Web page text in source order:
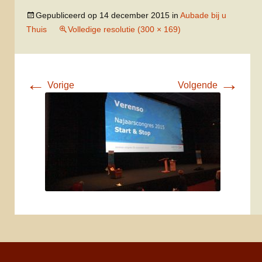
Gepubliceerd op 14 december 2015 in Aubade bij u
Thuis
Volledige resolutie (300 × 169)
← Vorige Volgende →